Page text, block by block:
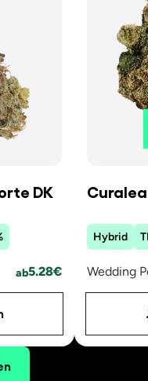
DK
ab5.28€
Hybrid
Wedding